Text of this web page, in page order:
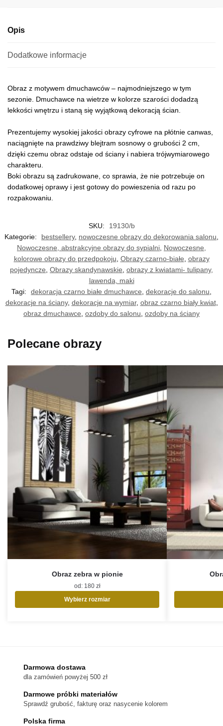
Opis
Dodatkowe informacje
Obraz z motywem dmuchawców – najmodniejszego w tym
sezonie. Dmuchawce na wietrze w kolorze szarości dodadzą
lekkości wnętrzu i staną się wyjątkową dekoracją ścian.
Prezentujemy wysokiej jakości obrazy cyfrowe na płótnie canwas,
naciągnięte na prawdziwy blejtram sosnowy o grubości 2 cm,
dzięki czemu obraz odstaje od ściany i nabiera trójwymiarowego
charakteru.
Boki obrazu są zadrukowane, co sprawia, że nie potrzebuje on
dodatkowej oprawy i jest gotowy do powieszenia od razu po
rozpakowaniu.
SKU:
19130/b
Kategorie:
bestsellery, nowoczesne obrazy do dekorowania salonu
Nowoczesne, abstrakcyjne obrazy do sypialni Nowoczesne,
kolorowe obrazy do przedpokoju Obrazy czarno-białe obrazy
pojedyncze Obrazy skandynawskie obrazy z kwiatami- tulipany,
lawenda, maki
Tagi:
dekoracja czarno białe dmuchawce dekoracje do salonu
dekoracje na ściany, dekoracje na wymiar, obraz czarno biały kwiat,
obraz dmuchawce ozdoby do salonu ozdoby na ściany
Polecane obrazy
Obraz zebra w pionie
od: 180 zł
Wybierz rozmiar
wybrać
stronie
produktu
Darmowa dostawa
dla zamówień powyżej 500 zł
Darmowe próbki materiałów
Sprawdź grubość, fakturę oraz nasycenie kolorem
Polska firma